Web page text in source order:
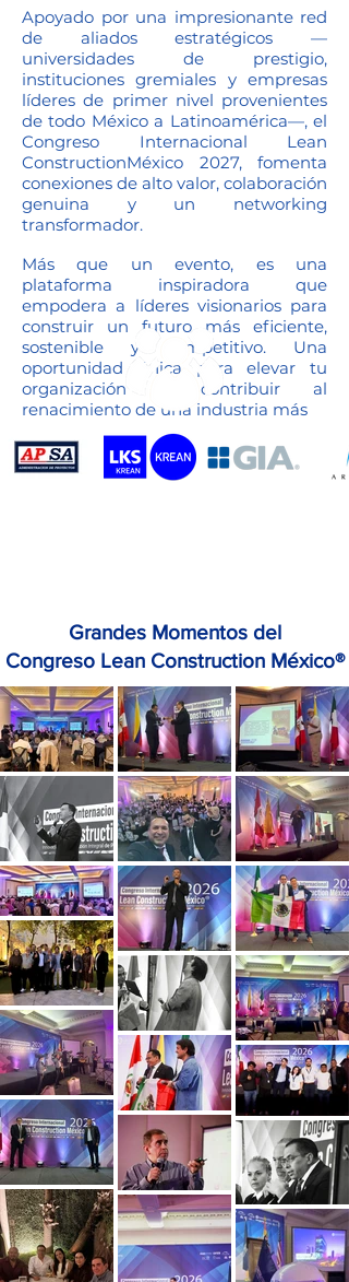
Apoyado por una impresionante red
de aliados estratégicos —
universidades de prestigio,
instituciones gremiales y empresas
líderes de primer nivel provenientes
de todo México a Latinoamérica—, el
Congreso Internacional Lean
ConstructionMéxico 2027, fomenta
conexiones de alto valor, colaboración
genuina y un networking
transformador.
Más que un evento, es una
plataforma inspiradora que
empodera a líderes visionarios para
construir un futuro más eficiente,
sostenible y competitivo. Una
oportunidad única para elevar tu
organización y contribuir al
renacimiento de una industria más
Grandes Momentos del
Congreso Lean Construction México®